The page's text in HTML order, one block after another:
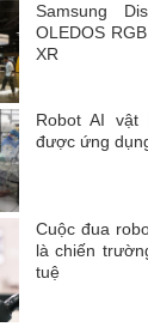
Samsung
OLEDOS
XR
Robot AI
được ứng
Cuộc đua
là chiến
tuệ